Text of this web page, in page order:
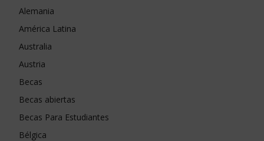
Alemania
América Latina
Australia
Austria
Becas
Becas abiertas
Becas Para Estudiantes
Bélgica